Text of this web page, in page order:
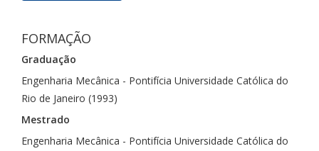
FORMAÇÃO
Graduação
Engenharia Mecânica - Pontifícia Universidade Católica do
Rio de Janeiro (1993)
Mestrado
Engenharia Mecânica - Pontifícia Universidade Católica do